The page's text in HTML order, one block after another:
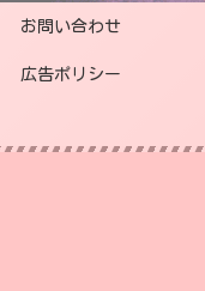
お問い合わせ
広告ポリシー